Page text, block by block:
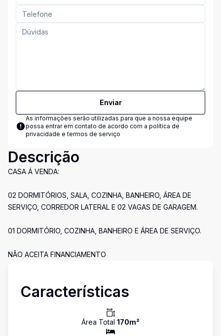
Enviar
As informações serão utilizadas para que a nossa equipe
possa entrar em contato de acordo com a política de
privacidade e termos de serviço
Descrição
CASA Á VENDA:
02 DORMITÓRIOS, SALA, COZINHA, BANHEIRO, ÁREA DE
SERVIÇO, CORREDOR LATERAL E 02 VAGAS DE GARAGEM.
01 DORMITÓRIO, COZINHA, BANHEIRO E ÁREA DE SERVIÇO.
NÃO ACEITA FINANCIAMENTO
Características
Área Total 170m²